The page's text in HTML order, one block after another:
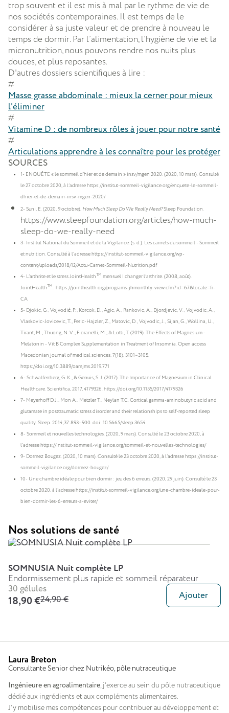
trop souvent et il est mis à mal par le rythme de vie de
nos sociétés contemporaines. Il est temps de le
considérer à sa juste valeur et de prendre à nouveau le
temps de dormir. Par l’alimentation, l’hygiène de vie et la
micronutrition, nous pouvons rendre nos nuits plus
douces, et plus reposantes.
D'autres dossiers scientifiques à lire :
#
Masse grasse abdominale : mieux la cerner pour mieux
l'éliminer
#
Vitamine D : de nombreux rôles à jouer pour notre santé
#
Articulations apprendre à les connaître pour les protéger
SOURCES
1- ENQUÊTE « le sommeil d’hier et de demain » insv/mgen 2020. (2020, 10 mars). Consulté
le 27 octobre 2020, à l’adresse https://institut-sommeil-vigilance.org/enquete-le-sommeil-
dhier-et-de-demain-insv-mgen-2020/
2- Suni, E. (2020, 9 octobre). How Much Sleep Do We Really Need?Sleep Foundation.
https://www.sleepfoundation.org/articles/how-much-
sleep-do-we-really-need
3- Institut National du Sommeil et de la Vigilance. (s. d.). Les carnets du sommeil - Sommeil
et nutrition. Consulté à l’adresse https://institut-sommeil-vigilance.org/wp-
content/uploads/2018/12/Actu-Carnet-Sommeil-Nutrition.pdf
4- L’arthrite et le stress JointHealthTM mensuel | changer l’arthrite. (2008, août).
JointHealthTM. https://jointhealth.org/programs-jhmonthly-view.cfm?id=67&locale=fr-
CA
5- Djokic, G., Vojvodić, P., Korcok, D., Agic, A., Rankovic, A., Djordjevic, V., Vojvodic, A.,
Vlaskovic-Jovicevic, T., Peric-Hajzler, Z., Matovic, D., Vojvodic, J., Sijan, G., Wollina, U.,
Tirant, M., Thuong, N. V., Fioranelli, M., & Lotti, T. (2019). The Effects of Magnesium -
Melatonin - Vit B Complex Supplementation in Treatment of Insomnia. Open access
Macedonian journal of medical sciences, 7(18), 3101–3105.
https://doi.org/10.3889/oamjms.2019.771
6- Schwalfenberg, G. K., & Genuis, S. J. (2017). The Importance of Magnesium in Clinical
Healthcare. Scientifica, 2017, 4179326. https://doi.org/10.1155/2017/4179326
7- Meyerhoff D.J., Mon A., Metzler T., Neylan T.C. Cortical gamma-aminobutyric acid and
glutamate in posttraumatic stress disorder and their relationships to self-reported sleep
quality. Sleep. 2014;37:893–900. doi: 10.5665/sleep.3654
8- Sommeil et nouvelles technologies. (2020, 9 mars). Consulté le 23 octobre 2020, à
l’adresse https://institut-sommeil-vigilance.org/sommeil-et-nouvelles-technologies/
9- Dormez Bougez. (2020, 10 mars). Consulté le 23 octobre 2020, à l’adresse https://institut-
sommeil-vigilance.org/dormez-bougez/
10- Une chambre idéale pour bien dormir : jeu des 6 erreurs. (2020, 29 juin). Consulté le 23
octobre 2020, à l’adresse https://institut-sommeil-vigilance.org/une-chambre-ideale-pour-
bien-dormir-les-6-erreurs-a-eviter/
Nos solutions de santé
SOMNUSIA Nuit complète LP
Endormissement plus rapide et sommeil réparateur
30 gélules
18,90 €24,90 € Ajouter
Laura Breton
Consultante Senior chez Nutrikéo, pôle nutraceutique
Ingénieure en agroalimentaire, j’exerce au sein du pôle nutraceutique
dédié aux ingrédients et aux compléments alimentaires.
J’y mobilise mes compétences pour contribuer au développement et